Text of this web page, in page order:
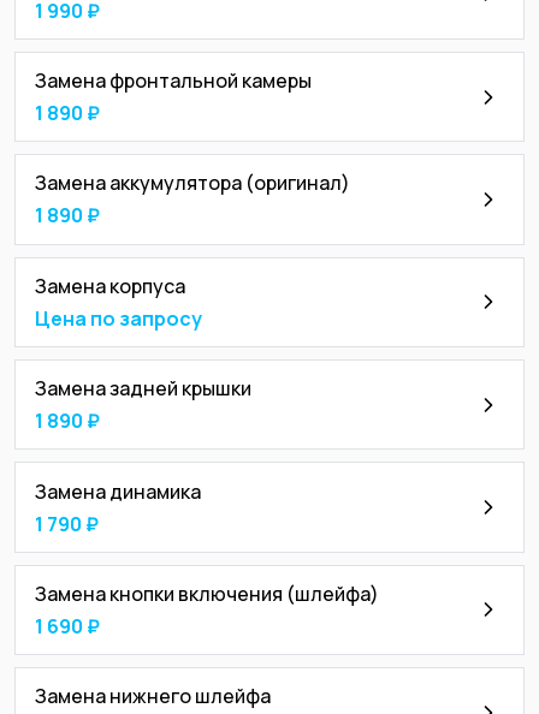
1 990 ₽
Замена фронтальной камеры
1 890 ₽
Замена аккумулятора (оригинал)
1 890 ₽
Замена корпуса
Цена по запросу
Замена задней крышки
1 890 ₽
Замена динамика
1 790 ₽
Замена кнопки включения (шлейфа)
1 690 ₽
Замена нижнего шлейфа